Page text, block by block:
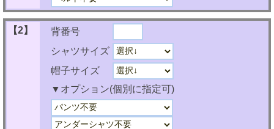
【2】
背番号
シャツサイズ
帽子サイズ
▼オプション(個別に指定可)